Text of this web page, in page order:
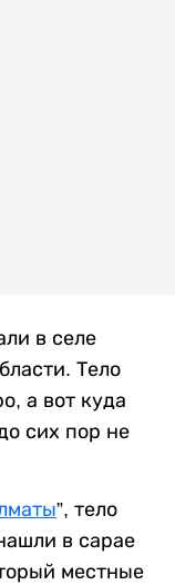
в селе
Тело
а вот куда
сих пор не
”, тело
в сарае
местные